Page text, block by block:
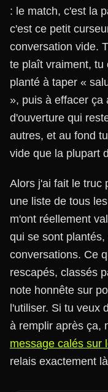
: le match, c'est la
c'est ce petit
conversation vide.
te plaît vraiment, tu
planté à taper «
», puis à effacer ça
d'ouverture qui
autres, et au fond
vide que la plupart
Alors j'ai fait le truc
une liste de tous
m'ont réellement
qui se sont
conversations. Ce
rescapés, classés
note honnête sur
l'utiliser. Si tu veux
à remplir après ça,
message calés sur
relais exactement